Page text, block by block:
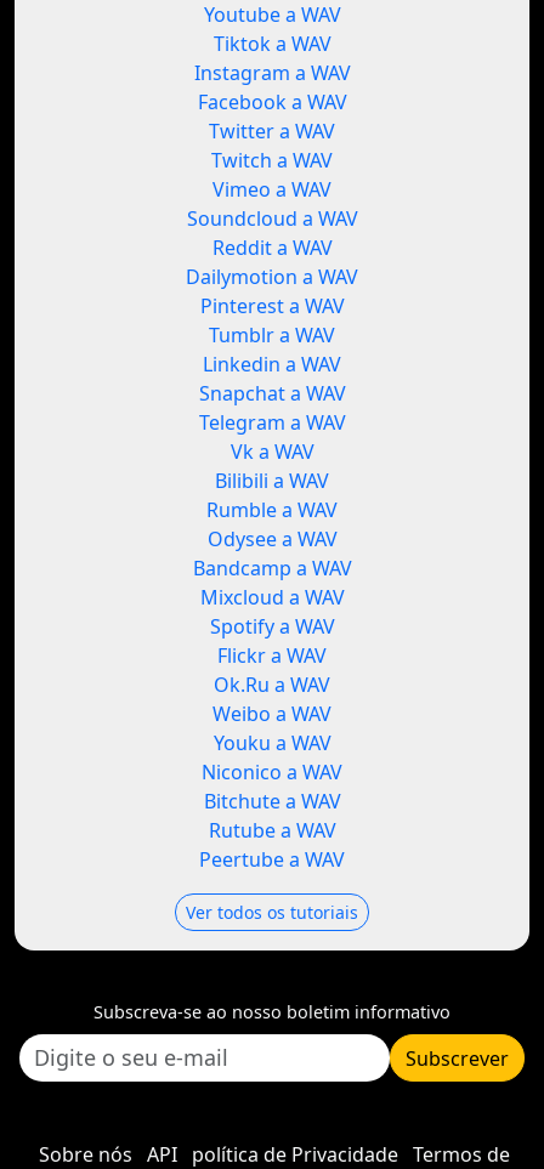
Youtube a WAV
Tiktok a WAV
Instagram a WAV
Facebook a WAV
Twitter a WAV
Twitch a WAV
Vimeo a WAV
Soundcloud a WAV
Reddit a WAV
Dailymotion a WAV
Pinterest a WAV
Tumblr a WAV
Linkedin a WAV
Snapchat a WAV
Telegram a WAV
Vk a WAV
Bilibili a WAV
Rumble a WAV
Odysee a WAV
Bandcamp a WAV
Mixcloud a WAV
Spotify a WAV
Flickr a WAV
Ok.Ru a WAV
Weibo a WAV
Youku a WAV
Niconico a WAV
Bitchute a WAV
Rutube a WAV
Peertube a WAV
Ver todos os tutoriais
Subscreva-se ao nosso boletim informativo
Subscrever
Sobre nós API política de Privacidade Termos de